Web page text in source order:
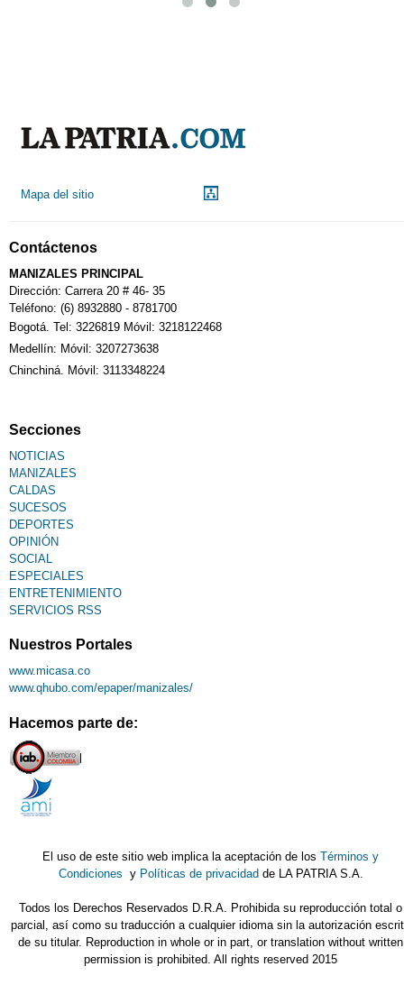
Mapa del sitio
Contáctenos
MANIZALES PRINCIPAL
Dirección: Carrera 20 # 46- 35
Teléfono: (6) 8932880 - 8781700
Bogotá. Tel: 3226819 Móvil: 3218122468
Medellín: Móvil: 3207273638
Chinchiná. Móvil: 3113348224
Secciones
NOTICIAS
MANIZALES
CALDAS
SUCESOS
DEPORTES
OPINIÓN
SOCIAL
ESPECIALES
ENTRETENIMIENTO
SERVICIOS RSS
Nuestros Portales
www.micasa.co
www.qhubo.com/epaper/manizales/
Hacemos parte de:
El uso de este sitio web implica la aceptación de losTérminos y
Condiciones y Políticas de privacidad de LA PATRIA S.A.
Todos los Derechos Reservados D.R.A. Prohibida su reproducción total o
parcial, así como su traducción a cualquier idioma sin la autorización
de su titular. Reproduction in whole or in part, or translation without written
permission is prohibited. All rights reserved 2015